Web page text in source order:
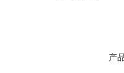
产